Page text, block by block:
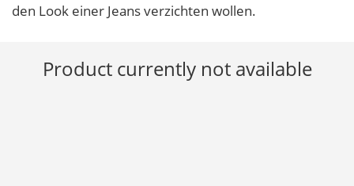
den Look einer Jeans verzichten wollen.
Product currently not available